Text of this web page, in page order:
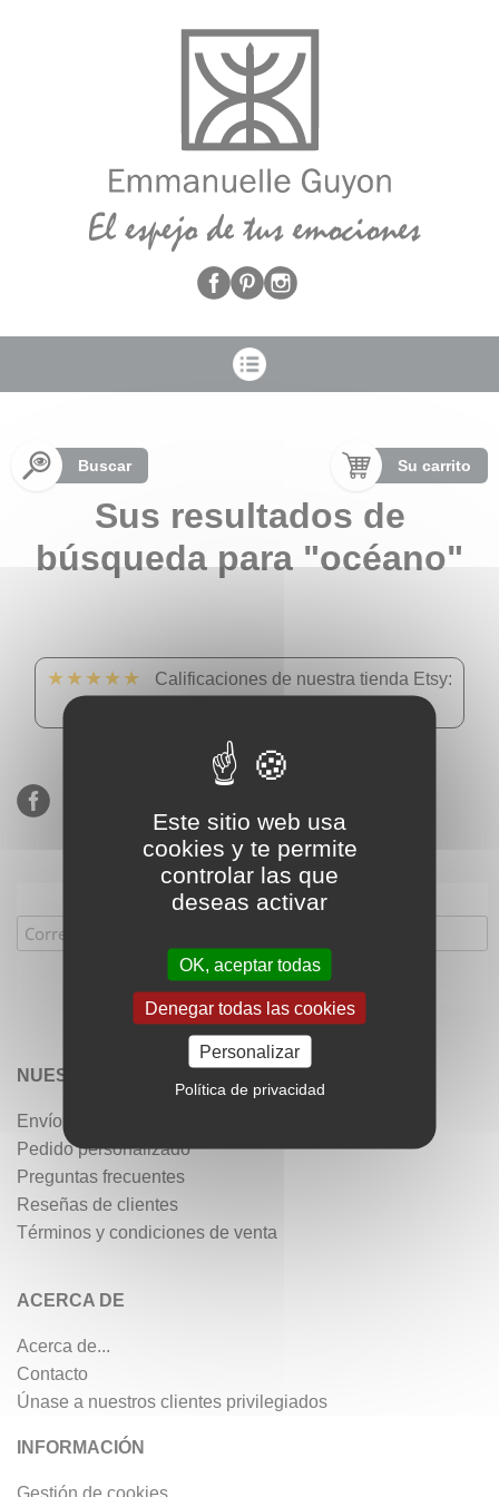
Buscar Su carrito
Sus resultados de
búsqueda para "océano"
★★★★★
Calificaciones de nuestra tienda Etsy:
Suscríbete a nuestra lista de correo
NUESTROS SERVICIOS
Envío gratis
Pedido personalizado
Preguntas frecuentes
Reseñas de clientes
Términos y condiciones de venta
ACERCA DE
Acerca de...
Contacto
Únase a nuestros clientes privilegiados
INFORMACIÓN
Gestión de cookies
Este sitio web usa
cookies y te permite
controlar las que
deseas activar
OK, aceptar todas
Denegar todas las cookies
Personalizar
Política de privacidad